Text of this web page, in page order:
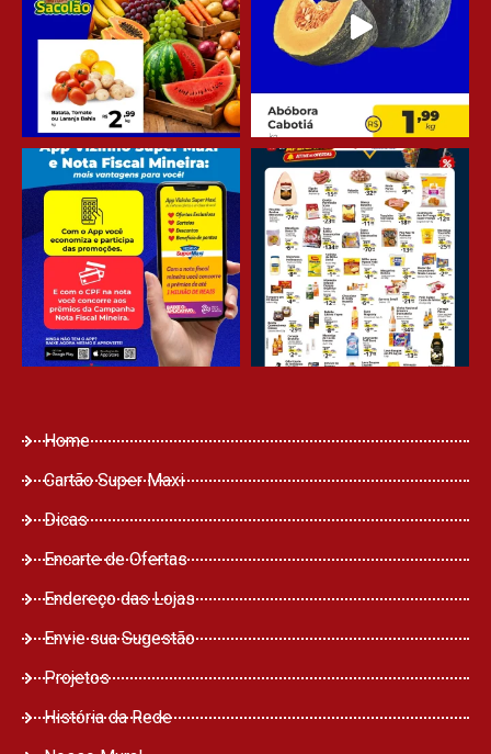
Home
Cartão Super Maxi
Dicas
Encarte de Ofertas
Endereço das Lojas
Envie sua Sugestão
Projetos
História da Rede